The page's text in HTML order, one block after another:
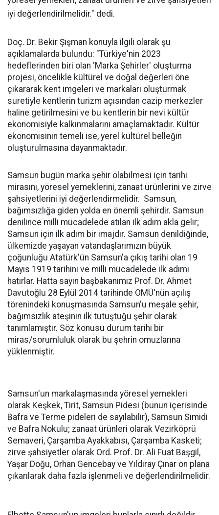
iyi değerlendirilmelidir." dedi.
Doç. Dr. Bekir Şişman konuyla ilgili olarak şu
açıklamalarda bulundu: "Türkiye'nin 2023
hedeflerinden biri olan 'Marka Şehirler' oluşturma
projesi, öncelikle kültürel ve doğal değerleri öne
çıkararak kent imgeleri ve markaları oluşturmak
suretiyle kentlerin turizm açısından cazip merkezler
haline getirilmesini ve bu kentlerin bir nevi kültür
ekonomisiyle kalkınmalarını amaçlamaktadır. Kültür
ekonomisinin temeli ise, yerel kültürel belleğin
oluşturulmasına dayanmaktadır.
Samsun bugün marka şehir olabilmesi için tarihi
mirasını, yöresel yemeklerini, zanaat ürünlerini ve zirve
şahsiyetlerini iyi değerlendirmelidir. Samsun,
bağımsızlığa giden yolda en önemli şehirdir. Samsun
denilince milli mücadelede atılan ilk adım akla gelir;
Samsun için ilk adım bir imajdır. Samsun denildiğinde,
ülkemizde yaşayan vatandaşlarımızın büyük
çoğunluğu Atatürk'ün Samsun'a çıkış tarihi olan 19
Mayıs 1919 tarihini ve milli mücadelede ilk adımı
hatırlar. Hatta sayın başbakanımız Prof. Dr. Ahmet
Davutoğlu 28 Eylül 2014 tarihinde OMÜ'nün açılış
törenindeki konuşmasında Samsun'u meşale şehir,
bağımsızlık ateşinin ilk tutuştuğu şehir olarak
tanımlamıştır. Söz konusu durum tarihi bir
miras/sorumluluk olarak bu şehrin omuzlarına
yüklenmiştir.
Samsun'un markalaşmasında yöresel yemekleri
olarak Keşkek, Tirit, Samsun Pidesi (bunun içerisinde
Bafra ve Terme pideleri de sayılabilir), Samsun Simidi
ve Bafra Nokulu; zanaat ürünleri olarak Vezirköprü
Semaveri, Çarşamba Ayakkabısı, Çarşamba Kasketi;
zirve şahsiyetler olarak Ord. Prof. Dr. Ali Fuat Başgil,
Yaşar Doğu, Orhan Gencebay ve Yıldıray Çınar ön plana
çıkarılarak daha fazla işlenmeli ve değerlendirilmelidir.